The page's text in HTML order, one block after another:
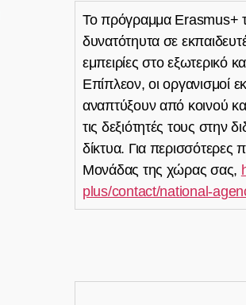
Το πρόγραμμα Erasmus+
δυνατότηυτα σε
εμπειρίες στο εξωτερικό
Επίπλεον, οι οργανισμοί
αναπτύξουν από κοινού
τις δεξιότητές τους στην
δίκτυα. Για περισσότερες
Μονάδας της χώρας σας,
plus/contact/national-